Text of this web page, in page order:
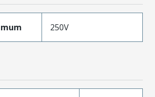
250V